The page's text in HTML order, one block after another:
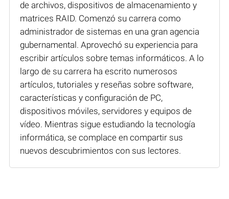
de archivos, dispositivos de almacenamiento y
matrices RAID. Comenzó su carrera como
administrador de sistemas en una gran agencia
gubernamental. Aprovechó su experiencia para
escribir artículos sobre temas informáticos. A lo
largo de su carrera ha escrito numerosos
artículos, tutoriales y reseñas sobre software,
características y configuración de PC,
dispositivos móviles, servidores y equipos de
vídeo. Mientras sigue estudiando la tecnología
informática, se complace en compartir sus
nuevos descubrimientos con sus lectores.